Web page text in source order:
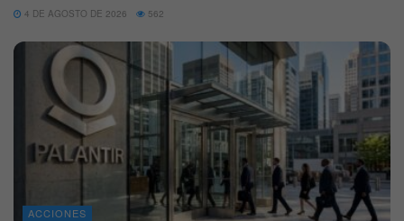
4 DE AGOSTO DE 2026 562
ACCIONES